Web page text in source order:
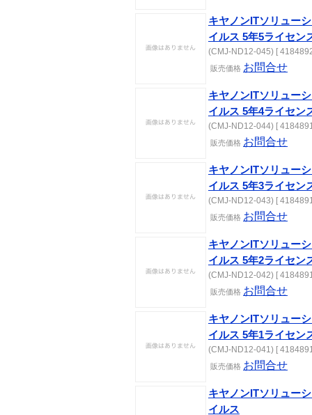
キヤノンITソリュー
イルス 5年5ライセン
(CMJ-ND12-045) [
販売価格 お問合せ
キヤノンITソリュー
イルス 5年4ライセン
(CMJ-ND12-044) [
販売価格 お問合せ
キヤノンITソリュー
イルス 5年3ライセン
(CMJ-ND12-043) [
販売価格 お問合せ
キヤノンITソリュー
イルス 5年2ライセン
(CMJ-ND12-042) [
販売価格 お問合せ
キヤノンITソリュー
イルス 5年1ライセン
(CMJ-ND12-041) [
販売価格 お問合せ
キヤノンITソリュー
イルス